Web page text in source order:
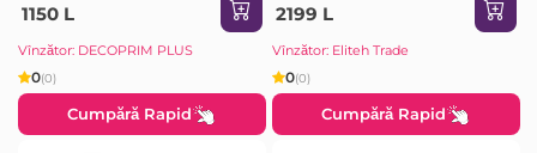
1150 L
Vînzător: DECOPRIM PLUS
0(0)
Cumpără Rapid
2199 L
Vînzător: Eliteh Trade
0(0)
Cumpără Rapid